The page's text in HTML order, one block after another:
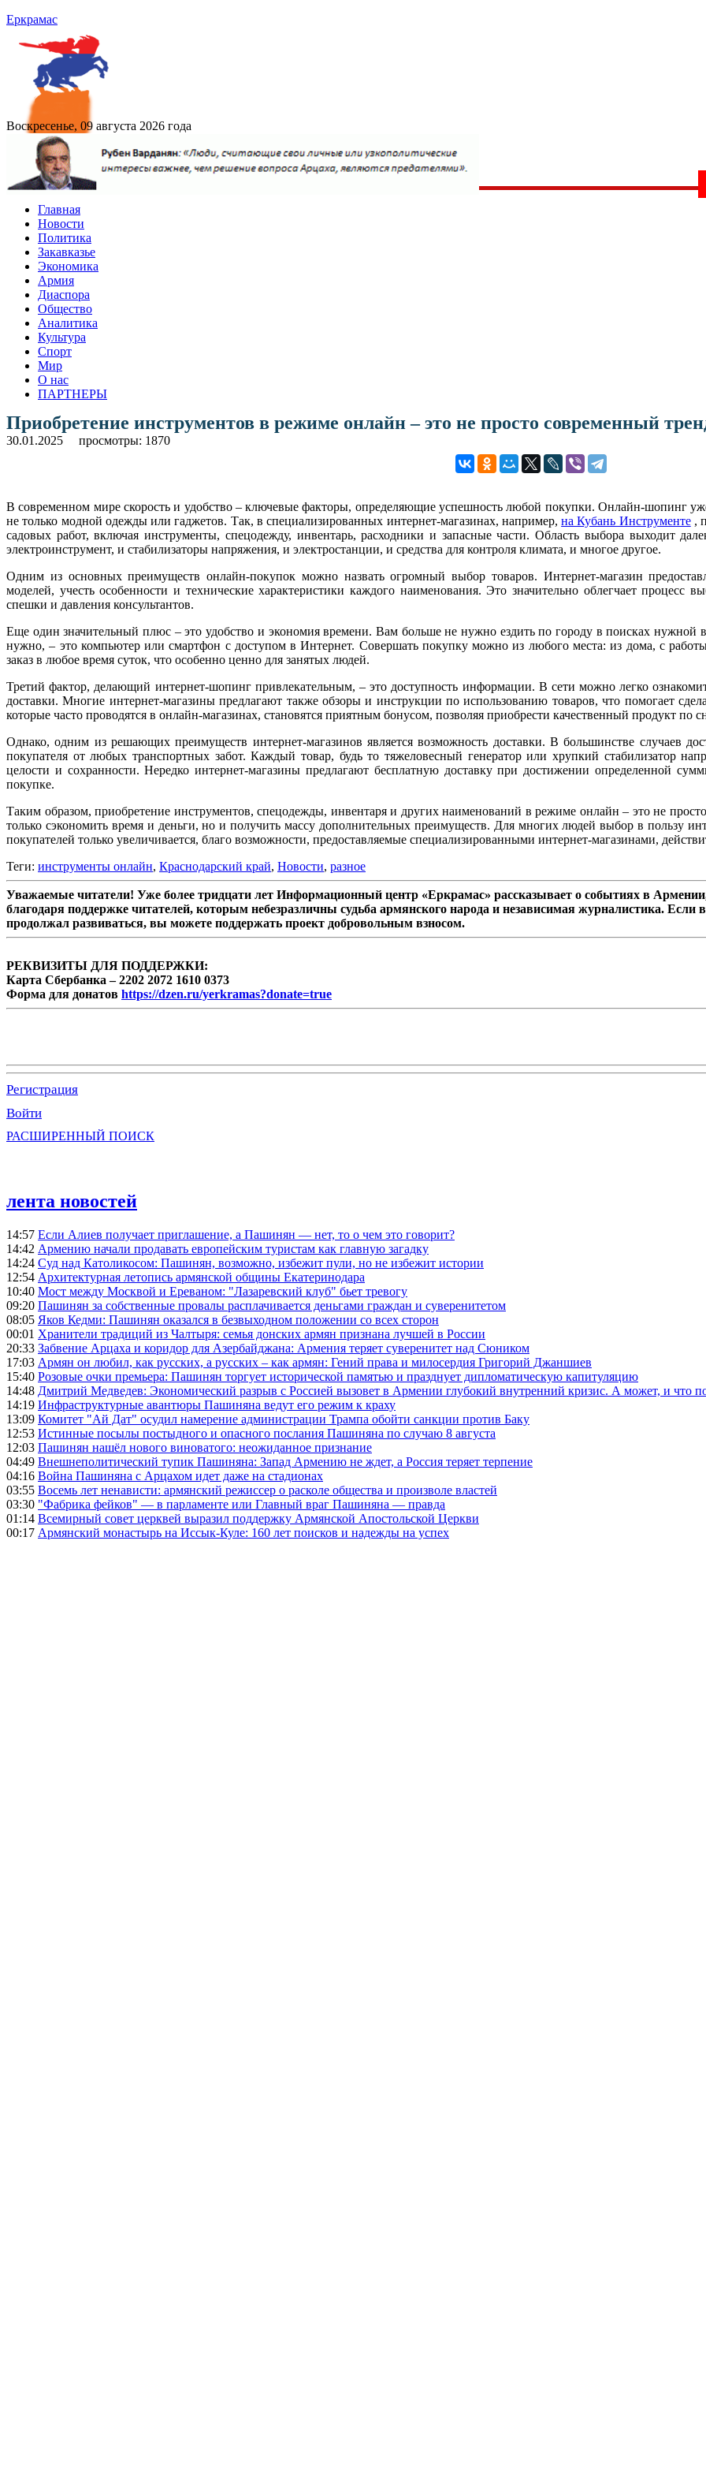
Еркрамас
Воскресенье, 09 августа 2026 года
Главная
Новости
Политика
Закавказье
Экономика
Армия
Диаспора
Общество
Аналитика
Культура
Спорт
Мир
О нас
ПАРТНЕРЫ
Приобретение инструментов в режиме онлайн – это не просто современный
30.01.2025 просмотры: 1870
В современном мире скорость и удобство – ключевые факторы, определяющие успешность любой покупки. Онлайн-шопинг
не только модной одежды или гаджетов. Так, в специализированных интернет-магазинах, например,на Кубань Инструменте,
садовых работ, включая инструменты, спецодежду, инвентарь, расходники и запасные части. Область выбора выходит
электроинструмент, и стабилизаторы напряжения, и электростанции, и средства для контроля климата, и многое другое.
Одним из основных преимуществ онлайн-покупок можно назвать огромный выбор товаров. Интернет-магазин
моделей, учесть особенности и технические характеристики каждого наименования. Это значительно облегчает процесс
спешки и давления консультантов.
Еще один значительный плюс – это удобство и экономия времени. Вам больше не нужно ездить по городу в поисках нужной
нужно, – это компьютер или смартфон с доступом в Интернет. Совершать покупку можно из любого места: из дома, с
заказ в любое время суток, что особенно ценно для занятых людей.
Третий фактор, делающий интернет-шопинг привлекательным, – это доступность информации. В сети можно легко
доставки. Многие интернет-магазины предлагают также обзоры и инструкции по использованию товаров, что помогает
которые часто проводятся в онлайн-магазинах, становятся приятным бонусом, позволяя приобрести качественный продукт по
Однако, одним из решающих преимуществ интернет-магазинов является возможность доставки. В большинстве случаев
покупателя от любых транспортных забот. Каждый товар, будь то тяжеловесный генератор или хрупкий стабилизатор
целости и сохранности. Нередко интернет-магазины предлагают бесплатную доставку при достижении определенной
покупке.
Таким образом, приобретение инструментов, спецодежды, инвентаря и других наименований в режиме онлайн – это не
только сэкономить время и деньги, но и получить массу дополнительных преимуществ. Для многих людей выбор в пользу
покупателей только увеличивается, благо возможности, предоставляемые специализированными интернет-магазинами,
Теги: инструменты онлайн, Краснодарский край, Новости, разное
Уважаемые читатели! Уже более тридцати лет Информационный центр «Еркрамас» рассказывает о событиях в
благодаря поддержке читателей, которым небезразличны судьба армянского народа и независимая журналистика.
продолжал развиваться, вы можете поддержать проект добровольным взносом.
РЕКВИЗИТЫ ДЛЯ ПОДДЕРЖКИ:
Карта Сбербанка – 2202 2072 1610 0373
Форма для донатов https://dzen.ru/yerkramas?donate=true
Регистрация
Войти
РАСШИРЕННЫЙ ПОИСК
лента новостей
14:57 Если Алиев получает приглашение, а Пашинян — нет, то о чем это говорит?
14:42 Армению начали продавать европейским туристам как главную загадку
14:24 Суд над Католикосом: Пашинян, возможно, избежит пули, но не избежит истории
12:54 Архитектурная летопись армянской общины Екатеринодара
10:40 Мост между Москвой и Ереваном: "Лазаревский клуб" бьет тревогу
09:20 Пашинян за собственные провалы расплачивается деньгами граждан и суверенитетом
08:05 Яков Кедми: Пашинян оказался в безвыходном положении со всех сторон
00:01 Хранители традиций из Чалтыря: семья донских армян признана лучшей в России
20:33 Забвение Арцаха и коридор для Азербайджана: Армения теряет суверенитет над Сюником
17:03 Армян он любил, как русских, а русских – как армян: Гений права и милосердия Григорий Джаншиев
15:40 Розовые очки премьера: Пашинян торгует исторической памятью и празднует дипломатическую капитуляцию
14:48 Дмитрий Медведев: Экономический разрыв с Россией вызовет в Армении глубокий внутренний кризис. А может, и что
14:19 Инфраструктурные авантюры Пашиняна ведут его режим к краху
13:09 Комитет "Ай Дат" осудил намерение администрации Трампа обойти санкции против Баку
12:53 Истинные посылы постыдного и опасного послания Пашиняна по случаю 8 августа
12:03 Пашинян нашёл нового виноватого: неожиданное признание
04:49 Внешнеполитический тупик Пашиняна: Запад Армению не ждет, а Россия теряет терпение
04:16 Война Пашиняна с Арцахом идет даже на стадионах
03:55 Восемь лет ненависти: армянский режиссер о расколе общества и произволе властей
03:30 "Фабрика фейков" — в парламенте или Главный враг Пашиняна — правда
01:14 Всемирный совет церквей выразил поддержку Армянской Апостольской Церкви
00:17 Армянский монастырь на Иссык-Куле: 160 лет поисков и надежды на успех